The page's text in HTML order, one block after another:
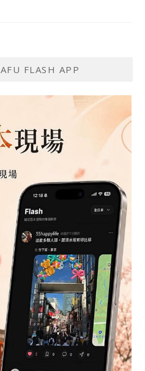
FLASH APP